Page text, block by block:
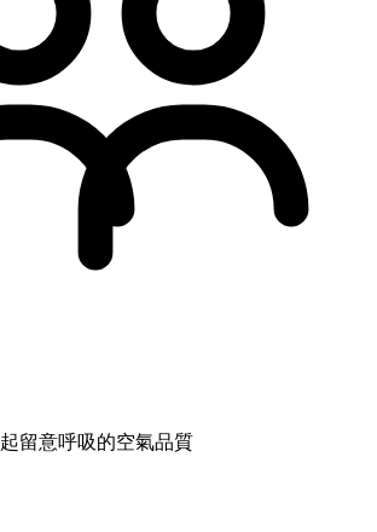
留意呼吸的空氣品質